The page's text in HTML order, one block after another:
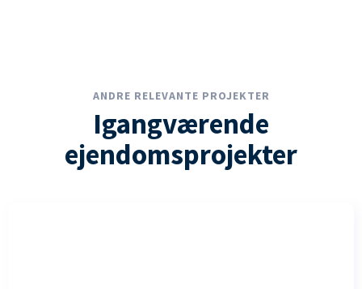
ANDRE RELEVANTE PROJEKTER
Igangværende
ejendomsprojekter